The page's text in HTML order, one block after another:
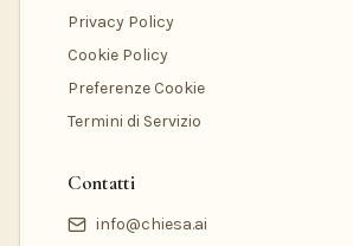
Privacy Policy
Cookie Policy
Preferenze Cookie
Termini di Servizio
Contatti
info@chiesa.ai